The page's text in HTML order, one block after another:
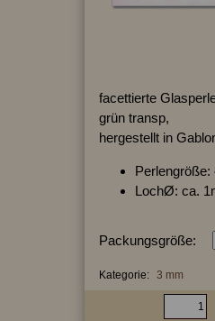
facettierte
grün transp,
hergestellt in
Perlengröße:
LochØ: ca.
Packungsgröße:
Kategorie: 3 mm